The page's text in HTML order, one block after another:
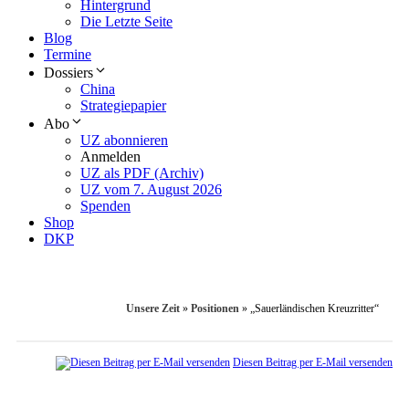
Hintergrund
Die Letzte Seite
Blog
Termine
Dossiers
China
Strategiepapier
Abo
UZ abonnieren
Anmelden
UZ als PDF (Archiv)
UZ vom 7. August 2026
Spenden
Shop
DKP
Unsere Zeit » Positionen » „Sauerländischen Kreuzritter“
Diesen Beitrag per E-Mail versenden